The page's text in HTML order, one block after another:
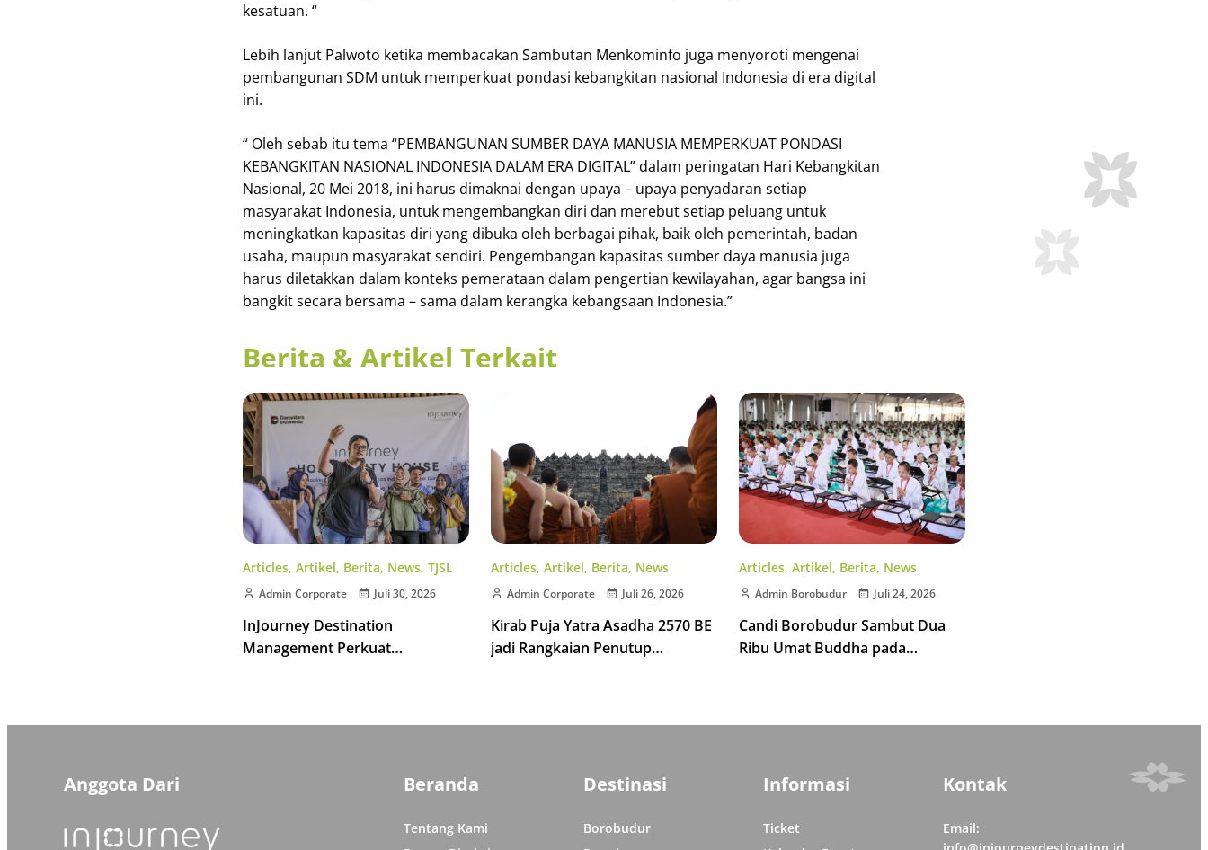
kesatuan. “
Lebih lanjut Palwoto ketika membacakan Sambutan Menkominfo juga menyoroti mengenai
pembangunan SDM untuk memperkuat pondasi kebangkitan nasional Indonesia di era digital
ini.
“ Oleh sebab itu tema “PEMBANGUNAN SUMBER DAYA MANUSIA MEMPERKUAT PONDASI
KEBANGKITAN NASIONAL INDONESIA DALAM ERA DIGITAL” dalam peringatan Hari Kebangkitan
Nasional, 20 Mei 2018, ini harus dimaknai dengan upaya – upaya penyadaran setiap
masyarakat Indonesia, untuk mengembangkan diri dan merebut setiap peluang untuk
meningkatkan kapasitas diri yang dibuka oleh berbagai pihak, baik oleh pemerintah, badan
usaha, maupun masyarakat sendiri. Pengembangan kapasitas sumber daya manusia juga
harus diletakkan dalam konteks pemerataan dalam pengertian kewilayahan, agar bangsa ini
bangkit secara bersama – sama dalam kerangka kebangsaan Indonesia.”
Berita & Artikel Terkait
Articles, Artikel, Berita, News, TJSL
Admin Corporate Juli 30, 2026
InJourney Destination
Management Perkuat
Articles, Artikel, Berita, News
Admin Corporate Juli 26, 2026
Kirab Puja Yatra Asadha 2570 BE
jadi Rangkaian Penutup
Articles, Artikel, Berita, News
Admin Borobudur Juli 24, 2026
Candi Borobudur Sambut Dua
Ribu Umat Buddha pada
Anggota Dari Beranda
Tentang Kami
Destinasi
Borobudur
Informasi
Ticket
Kontak
Email: